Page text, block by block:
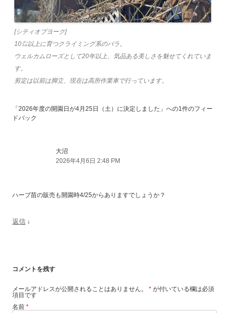
[シティオブヨーク]
10㍍以上に育つクライミング系のバラ。
ウェルカムローズとして20年以上、気品ある美しさを魅せてくれていま
す。
剪定は以前は脚立、現在は高所作業車で行っています。
「 2026年度の開園日が4月25日（土）に決定しました 」への1件のフィー
ドバック
大沼
2026年4月6日 2:48 PM
ハーブ苗の販売も開園時4/25からありますでしょうか？
返信 ↓
コメントを残す
メールアドレスが公開されることはありません。 * が付いている欄は必須
項目です
名前 *